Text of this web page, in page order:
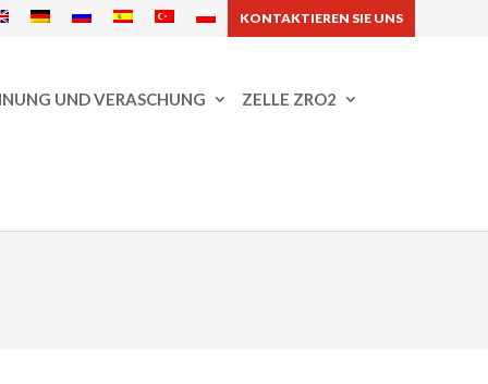
KONTAKTIEREN SIE UNS
UND VERASCHUNG ZELLE ZRO2